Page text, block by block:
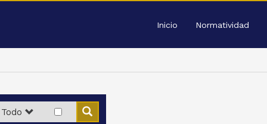
Inicio Normatividad
Todo